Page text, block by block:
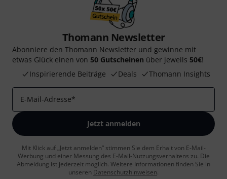
Thomann Newsletter
Abonniere den Thomann Newsletter und gewinne mit
etwas Glück einen von 50 Gutscheinen über jeweils 50€!
Inspirierende Beiträge
Deals Thomann Insights
E-Mail-Adresse*
Jetzt anmelden
Mit Klick auf „Jetzt anmelden“ stimmen Sie dem Erhalt von E-Mail-
Werbung und einer Messung des E-Mail-Nutzungsverhaltens zu. Die
Abmeldung ist jederzeit möglich. Weitere Informationen finden Sie in
unseren Datenschutzhinweisen.